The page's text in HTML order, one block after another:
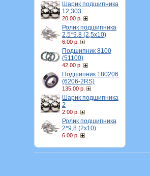
Шарик подшипника
12,303
20.00 р.
Ролик подшипника
2,5*9,8 (2,5х10)
6.00 р.
Подшипник 8100
(51100)
42.00 р.
Подшипник 180206
(6206-2RS)
135.00 р.
Шарик подшипника
2
2.00 р.
Ролик подшипника
2*9,8 (2х10)
6.00 р.